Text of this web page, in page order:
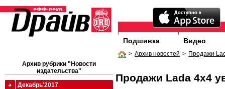
Подшивка Видео
> Архив новостей > Продажи
Продажи Lada 4x4
Архив рубрики "Новости
издательства"
Декабрь'2017